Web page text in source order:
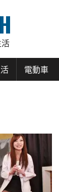
電動車